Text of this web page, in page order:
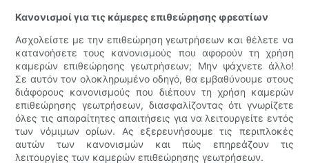
Κανονισμοί για τις κάμερες επιθεώρησης φρεατίων
Ασχολείστε με την επιθεώρηση γεωτρήσεων και θέλετε να
κατανοήσετε τους κανονισμούς που αφορούν τη χρήση
καμερών επιθεώρησης γεωτρήσεων; Μην ψάχνετε άλλο!
Σε αυτόν τον ολοκληρωμένο οδηγό, θα εμβαθύνουμε στους
διάφορους κανονισμούς που διέπουν τη χρήση καμερών
επιθεώρησης γεωτρήσεων, διασφαλίζοντας ότι γνωρίζετε
όλες τις απαραίτητες απαιτήσεις για να λειτουργείτε εντός
των νόμιμων ορίων. Ας εξερευνήσουμε τις περιπλοκές
αυτών των κανονισμών και πώς επηρεάζουν τις
λειτουργίες των καμερών επιθεώρησης γεωτρήσεων.